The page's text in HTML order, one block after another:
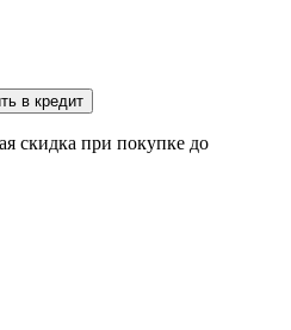
в кредит
скидка при покупке до